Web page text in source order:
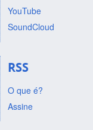
YouTube
SoundCloud
RSS
O que é?
Assine